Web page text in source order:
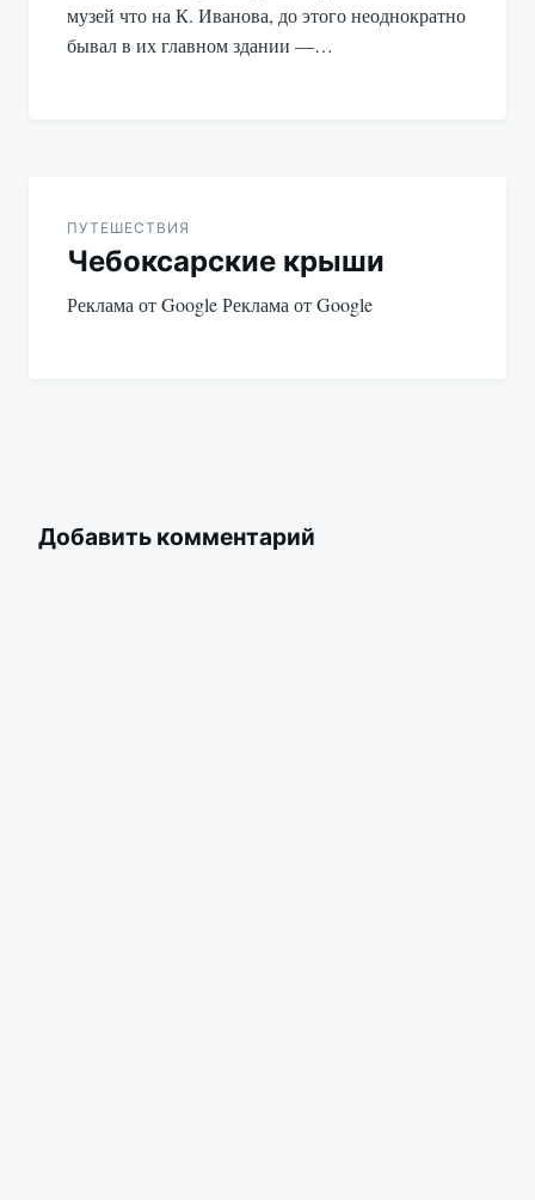
музей что на К. Иванова, до этого неоднократно
бывал в их главном здании —…
ПУТЕШЕСТВИЯ
Чебоксарские крыши
Реклама от Google Реклама от Google
Добавить комментарий